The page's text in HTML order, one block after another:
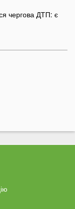
чергова ДТП: є
знаком Зодіаку
під час грози
10-кілограмову
рахунку